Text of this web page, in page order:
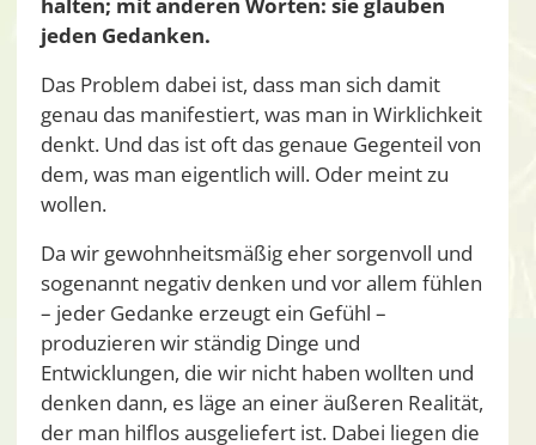
jeden Gedanken.
Das Problem dabei ist, dass man sich damit
genau das manifestiert, was man in Wirklichkeit
denkt. Und das ist oft das genaue Gegenteil von
dem, was man eigentlich will. Oder meint zu
wollen.
Da wir gewohnheitsmäßig eher sorgenvoll und
sogenannt negativ denken und vor allem fühlen
– jeder Gedanke erzeugt ein Gefühl –
produzieren wir ständig Dinge und
Entwicklungen, die wir nicht haben wollten und
denken dann, es läge an einer äußeren Realität,
der man hilflos ausgeliefert ist. Dabei liegen die